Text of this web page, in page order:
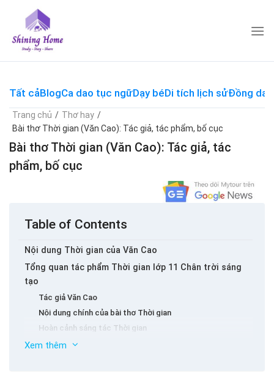
content
Tất cảBlogCa dao tục ngữDạy béDi tích lịch sửĐồng dao
Trang chủ / Thơ hay /
Bài thơ Thời gian (Văn Cao): Tác giả, tác phẩm, bố cục
Bài thơ Thời gian (Văn Cao): Tác giả, tác
phẩm, bố cục
Table of Contents
Nội dung Thời gian của Văn Cao
Tổng quan tác phẩm Thời gian lớp 11 Chân trời sáng
tạo
Tác giả Văn Cao
Nội dung chính của bài thơ Thời gian
Hoàn cảnh sáng tác Thời gian
Bố cục bài thơ
Xem thêm